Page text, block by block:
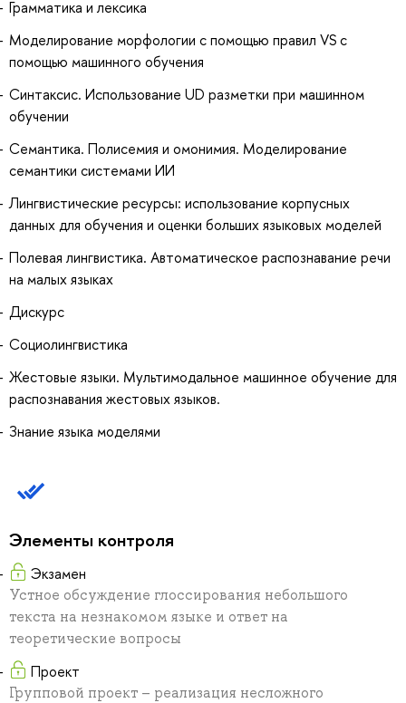
Грамматика и лексика
Моделирование морфологии с помощью правил VS с
помощью машинного обучения
Синтаксис. Использование UD разметки при машинном
обучении
Семантика. Полисемия и омонимия. Моделирование
семантики системами ИИ
Лингвистические ресурсы: использование корпусных
данных для обучения и оценки больших языковых моделей
Полевая лингвистика. Автоматическое распознавание речи
на малых языках
Дискурс
Социолингвистика
Жестовые языки. Мультимодальное машинное обучение для
распознавания жестовых языков.
Знание языка моделями
Элементы контроля
Экзамен
Устное обсуждение глоссирования небольшого
текста на незнакомом языке и ответ на
теоретические вопросы
Проект
Групповой проект – реализация несложного